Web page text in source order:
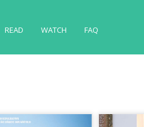
READ WATCH FAQ